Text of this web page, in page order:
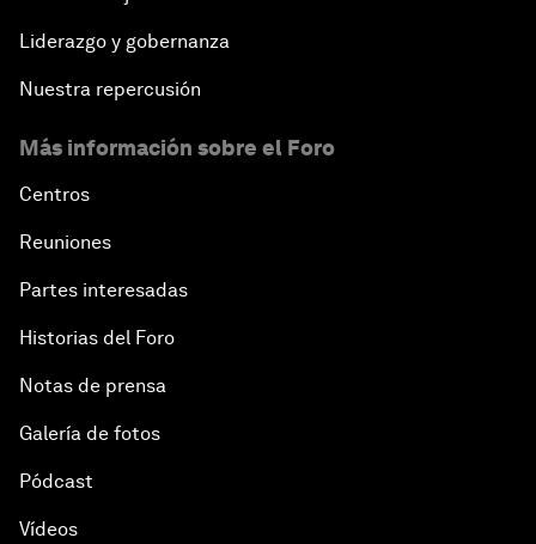
Liderazgo y gobernanza
Nuestra repercusión
Más información sobre el Foro
Centros
Reuniones
Partes interesadas
Historias del Foro
Notas de prensa
Galería de fotos
Pódcast
Vídeos